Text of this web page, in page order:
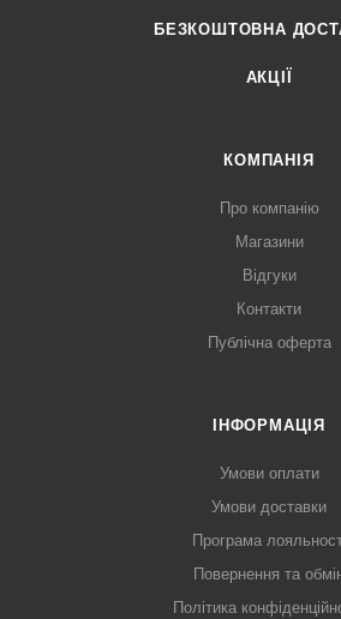
БЕЗКОШТОВНА
АКЦІЇ
КОМПАНІЯ
Про компанію
Магазини
Відгуки
Контакти
Публічна оферта
ІНФОРМАЦІЯ
Умови оплати
Умови доставки
Програма
Повернення та
Політика